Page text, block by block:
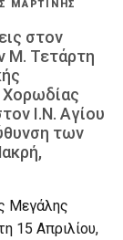
ΜΑΡΤΙΝΗΣ
στον
Μ. Τετάρτη
Χορωδίας
Ι.Ν. Αγίου
των
Μεγάλης
15 Απριλίου,